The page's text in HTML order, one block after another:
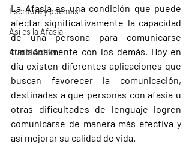
Escritura y poemas
Así es la Afasia
Afasia Activa
La Afasia es una condición que puede
afectar significativamente la capacidad
de una persona para comunicarse
funcionalmente con los demás. Hoy en
día existen diferentes aplicaciones que
buscan favorecer la comunicación,
destinadas a que personas con afasia u
otras dificultades de lenguaje logren
comunicarse de manera más efectiva y
así mejorar su calidad de vida.